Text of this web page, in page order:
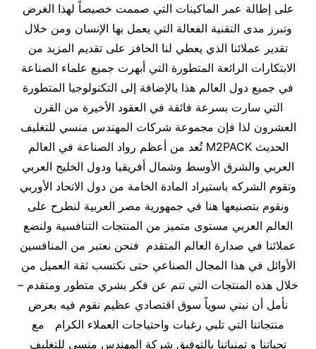
على إطالة عمر الماكينات التي صممت خصيصاً لهذا الغرض
وتبرز مدى التقنية الفعالة التي يعمل بها الإنسان ومن خلال
تقدير عملائنا الذي يعطي لنا الحافز على تقديم المزيد من
الابتكارات الرائعة المتطورة التي أبهرت جميع علماء الصناعة
في جميع دول العالم هذا بالإضافة إلى التكنولوجيا المتطورة
التي سارت بسرعة فائقة في العقود الأخيرة من القرن
العشرون لذا فإن مجموعة شركات المهندس منسي للتغليف
الحديث M2PACK تُعد من أعظم رواد الصناعة في العالم
العربي والشرق الأوسط وشمال أفريقيا ودول الخليج العربي
وتقوم الشركه باستيراد المادة الخامة من دول الاتحاد الأوربي
ونقوم بتصنيعها هنا في جمهورية مصر العربية لنطرح على
العالم العربي مستوى متميز من المنتجات التنافسية ولنضع
عملائنا في صدارة العالم المتقدم فنحن نعتبر من المنافسين
الأوائل في هذا المجال الصناعي حتى نكتسب ثقة العميل من
خلال هذه المنتجات التي تنم عن فكر بشري متطور ومتقدم –
نأمل أن نبني سوياً سوق اقتصادي عظيم نقوم فيه بعرض
منتجاتنا التي تلبي رغبات واحتياجات العملاء الكرام مع
تحياتنا و تمنياتنا بالتوفيق شركة المهندس منسي للتغليف